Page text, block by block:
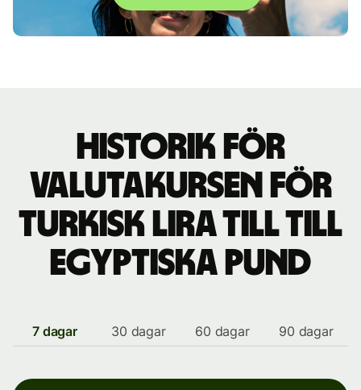
Historik för
valutakursen för
turkisk lira till till
egyptiska pund
7 dagar 30 dagar 60 dagar 90 dagar